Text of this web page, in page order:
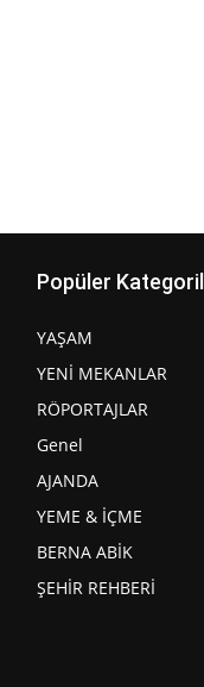
Popüler
YAŞAM
YENİ MEKANLAR
RÖPORTAJLAR
Genel
AJANDA
YEME & İÇME
BERNA ABİK
ŞEHİR REHBERİ